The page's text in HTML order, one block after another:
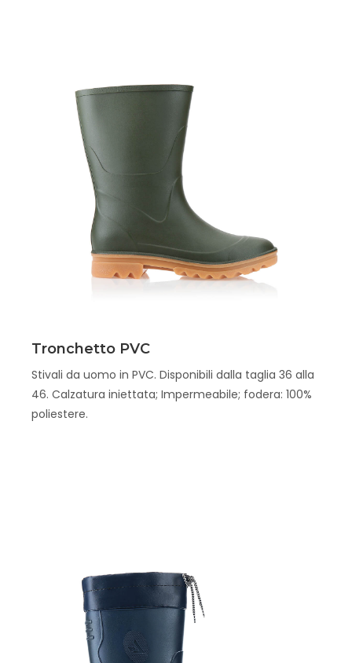
Scopri
Tronchetto PVC
Stivali da uomo in PVC. Disponibili dalla taglia 36 alla
46. Calzatura iniettata; Impermeabile; fodera: 100%
poliestere.